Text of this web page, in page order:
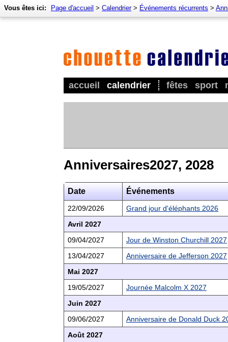
accueil calendrier fêtes sport
Vous êtes ici: Page d'accueil > Calendrier> Événements récurrents >
Anniversaires2027, 2028
Date Événements
22/09/2026
Grand jour d'éléphants 2026
Avril 2027
09/04/2027
Jour de Winston Churchill 2027
13/04/2027
Anniversaire de Jefferson 2027
Mai 2027
19/05/2027
Journée Malcolm X 2027
Juin 2027
09/06/2027
Anniversaire de Donald Duck
Août 2027